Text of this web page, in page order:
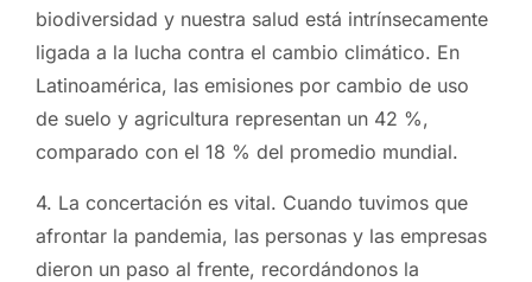
biodiversidad y nuestra salud está intrínsecamente
ligada a la lucha contra el cambio climático. En
Latinoamérica, las emisiones por cambio de uso
de suelo y agricultura representan un 42 %,
comparado con el 18 % del promedio mundial.
4. La concertación es vital. Cuando tuvimos que
afrontar la pandemia, las personas y las empresas
dieron un paso al frente, recordándonos la